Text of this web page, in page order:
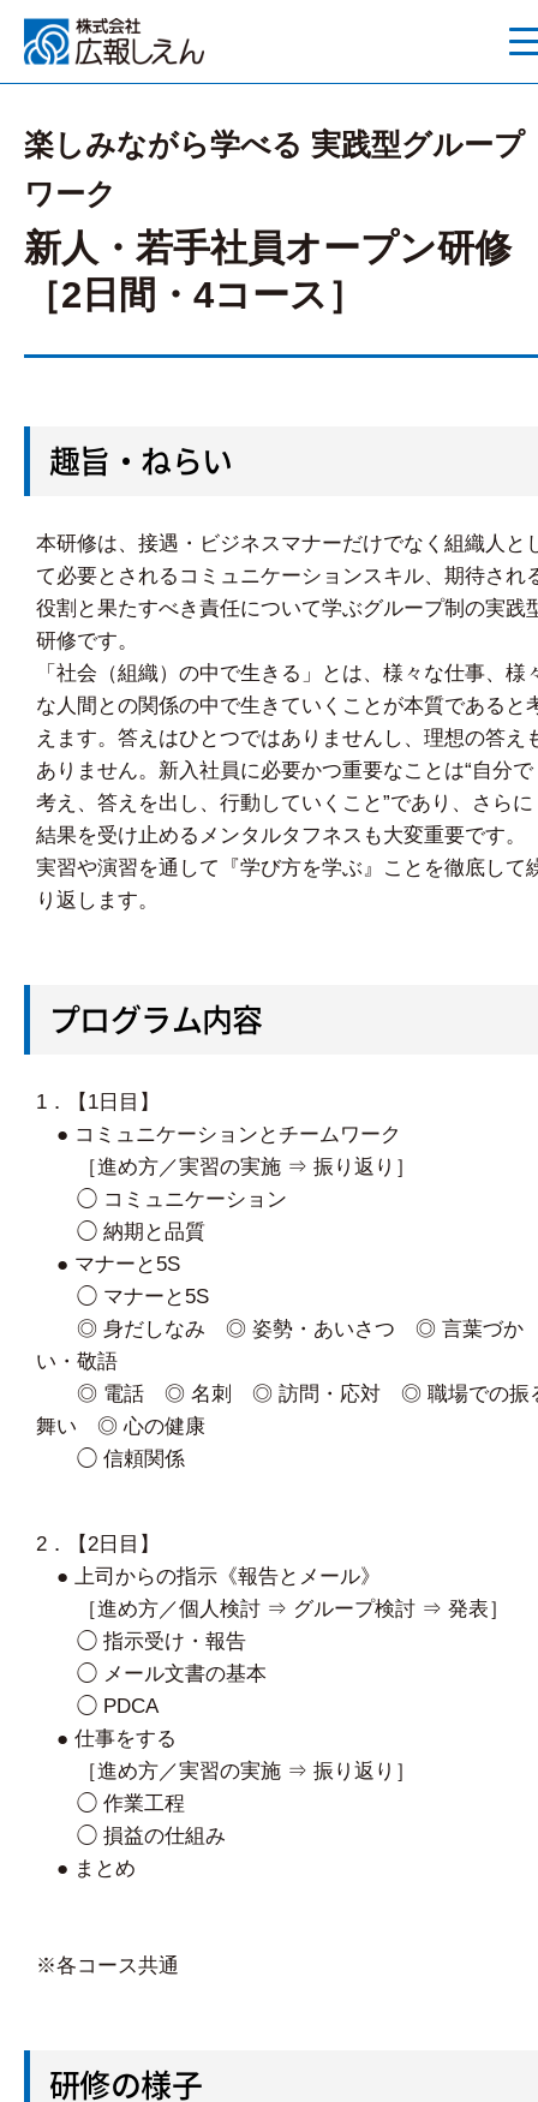
楽しみながら学べる 実践型グループ
ワーク
新人・若手社員オープン研修
［2日間・4コース］
趣旨・ねらい
本研修は、接遇・ビジネスマナーだけでなく組織人と
て必要とされるコミュニケーションスキル、期待され
役割と果たすべき責任について学ぶグループ制の実践
研修です。
「社会（組織）の中で生きる」とは、様々な仕事、様
な人間との関係の中で生きていくことが本質であると
えます。答えはひとつではありませんし、理想の答え
ありません。新入社員に必要かつ重要なことは“自分で
考え、答えを出し、行動していくこと”であり、さらに
結果を受け止めるメンタルタフネスも大変重要です。
実習や演習を通して『学び方を学ぶ』ことを徹底して
り返します。
プログラム内容
1．【1日目】
● コミュニケーションとチームワーク
［進め方／実習の実施 ⇒ 振り返り］
◯ コミュニケーション
◯ 納期と品質
● マナーと5S
◯ マナーと5S
◎ 身だしなみ ◎ 姿勢・あいさつ ◎ 言葉づか
い・敬語
◎ 電話 ◎ 名刺 ◎ 訪問・応対 ◎ 職場での振
舞い ◎ 心の健康
◯ 信頼関係
2．【2日目】
● 上司からの指示《報告とメール》
［進め方／個人検討 ⇒ グループ検討 ⇒ 発表］
◯ 指示受け・報告
◯ メール文書の基本
◯ PDCA
● 仕事をする
［進め方／実習の実施 ⇒ 振り返り］
◯ 作業工程
◯ 損益の仕組み
● まとめ
※各コース共通
研修の様子